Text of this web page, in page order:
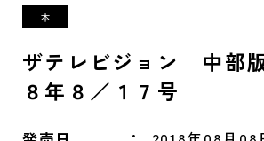
ザテレビジョン 中部
８年８／１７号